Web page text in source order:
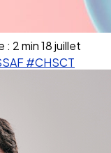
: 2 min18 juillet
#CHSCT